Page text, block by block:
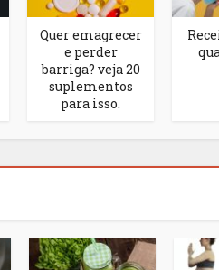
Quer emagrecer
e perder
barriga? veja 20
suplementos
para isso.